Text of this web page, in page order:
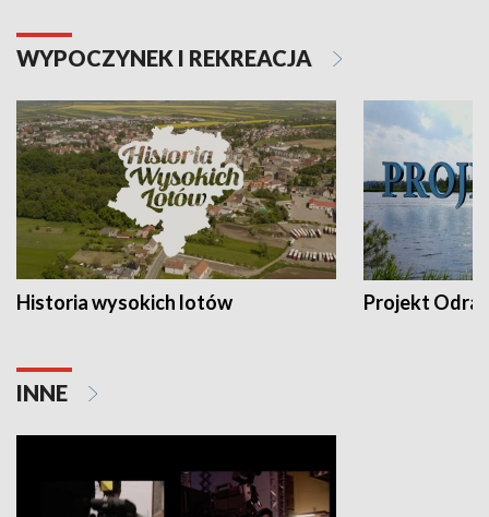
WYPOCZYNEK I REKREACJA
Historia wysokich lotów Projekt Odra
INNE